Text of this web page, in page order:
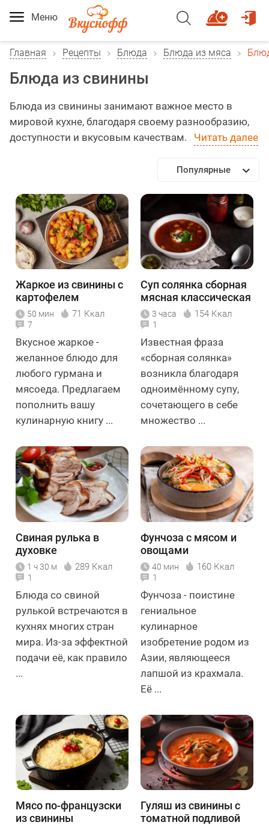
Меню
Главная Рецепты Блюда Блюда из мяса
Блюда из свинины
Блюда из свинины занимают важное место в
мировой кухне, благодаря своему разнообразию,
доступности и вкусовым качествам.
Читать далее
Популярные
Жаркое из свинины с
картофелем
50 мин 71 Ккал
7
Вкусное жаркое -
желанное блюдо для
любого гурмана и
мясоеда. Предлагаем
пополнить вашу
кулинарную книгу ...
Суп солянка сборная
мясная классическая
3 часа 154 Ккал
1
Известная фраза
«сборная солянка»
возникла благодаря
одноимённому супу,
сочетающего в себе
множество ...
Свиная рулька в
духовке
1 ч 30 м 289 Ккал
1
Блюда со свиной
рулькой встречаются в
кухнях многих стран
мира. Из-за эффектной
подачи её, как правило
...
Фунчоза с мясом и
овощами
40 мин 160 Ккал
1
Фунчоза - поистине
гениальное
кулинарное
изобретение родом из
Азии, являющееся
лапшой из крахмала.
Её ...
Мясо по-французски
из свинины
Гуляш из свинины с
томатной подливой